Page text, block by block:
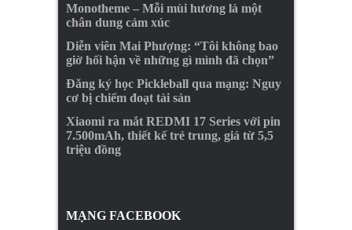
Monotheme – Mỗi mùi hương là một
chân dung cảm xúc
Diễn viên Mai Phượng: “Tôi không bao
giờ hối hận về những gì mình đã chọn”
Đăng ký học Pickleball qua mạng: Nguy
cơ bị chiếm đoạt tài sản
Xiaomi ra mắt REDMI 17 Series với pin
7.500mAh, thiết kế trẻ trung, giá từ 5,5
triệu đồng
MẠNG FACEBOOK